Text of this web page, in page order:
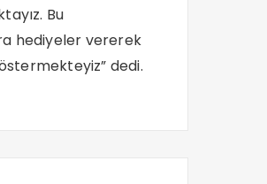
Bu
hediyeler vererek
dedi.